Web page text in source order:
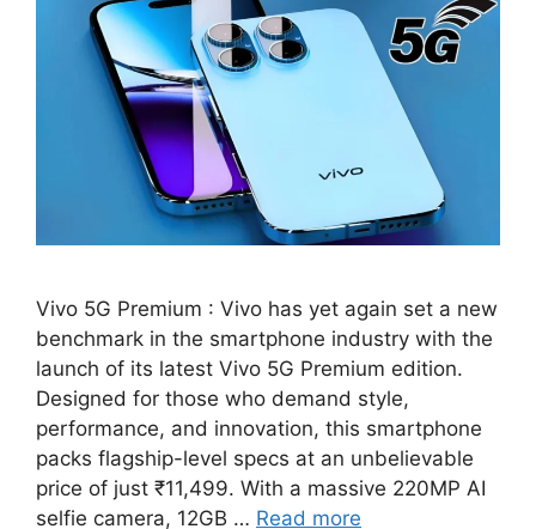
Vivo 5G Premium : Vivo has yet again set a new
benchmark in the smartphone industry with the
launch of its latest Vivo 5G Premium edition.
Designed for those who demand style,
performance, and innovation, this smartphone
packs flagship-level specs at an unbelievable
price of just ₹11,499. With a massive 220MP AI
selfie camera, 12GB … Read more